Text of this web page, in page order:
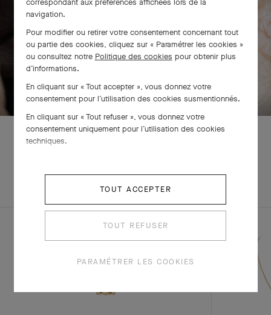
CRÉATIONS
navigation.
Pour modifier ou retirer votre consentement concernant tout
ou partie des cookies, cliquez sur « Paramétrer les cookies »
ou consultez notre Politique des cookies pour obtenir plus
d’informations.
En cliquant sur « Tout accepter », vous donnez votre
consentement pour l’utilisation des cookies susmentionnés.
En cliquant sur « Tout refuser », vous donnez votre
consentement uniquement pour l’utilisation des cookies
techniques.
TOUT ACCEPTER
TOUT REFUSER
PARAMÉTRER LES COOKIES